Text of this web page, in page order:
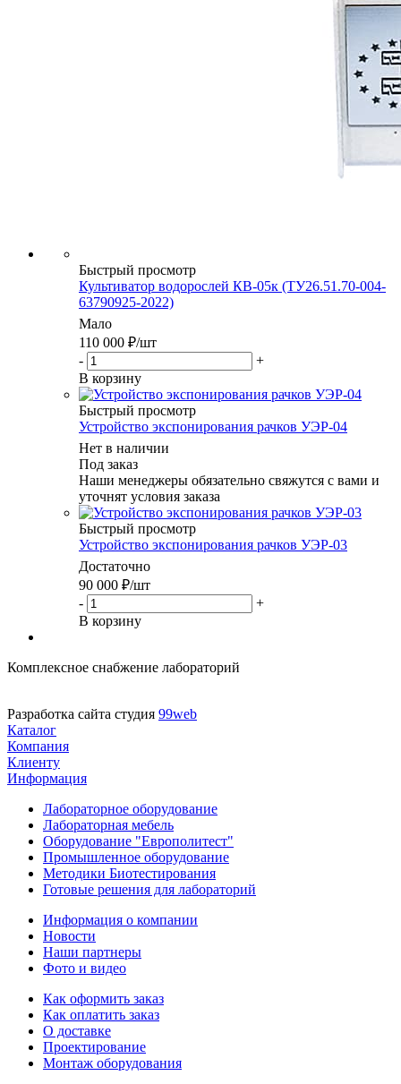
Быстрый просмотр
Культиватор водорослей КВ-05к (ТУ26.51.70-004-
63790925-2022)
Мало
110 000 ₽/шт
-
+
В корзину
Быстрый просмотр
Устройство экспонирования рачков УЭР-04
Нет в наличии
Под заказ
Наши менеджеры обязательно свяжутся с вами и
уточнят условия заказа
Быстрый просмотр
Устройство экспонирования рачков УЭР-03
Достаточно
90 000 ₽/шт
-
+
В корзину
Комплексное снабжение лабораторий
Разработка сайта студия 99web
Каталог
Компания
Клиенту
Информация
Лабораторное оборудование
Лабораторная мебель
Оборудование "Европолитест"
Промышленное оборудование
Методики Биотестирования
Готовые решения для лабораторий
Информация о компании
Новости
Наши партнеры
Фото и видео
Как оформить заказ
Как оплатить заказ
О доставке
Проектирование
Монтаж оборудования